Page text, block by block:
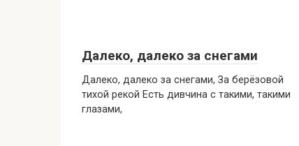
Далеко, далеко за снегами
Далеко, далеко за снегами, За берёзовой
тихой рекой Есть дивчина с такими, такими
глазами,